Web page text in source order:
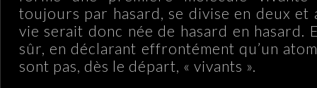
toujours par hasard, se divise en deux et
vie serait donc née de hasard en hasard.
sûr, en déclarant effrontément qu’un
sont pas, dès le départ, « vivants ».